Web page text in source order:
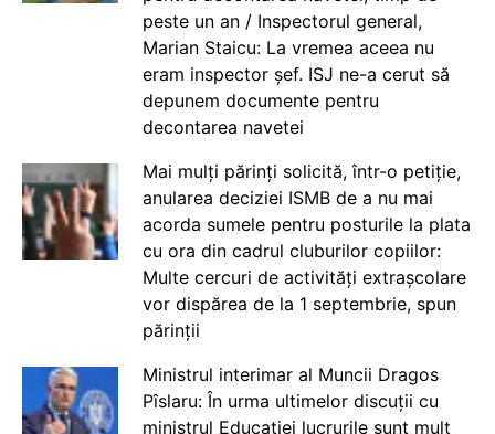
peste un an / Inspectorul general,
Marian Staicu: La vremea aceea nu
eram inspector șef. ISJ ne-a cerut să
depunem documente pentru
decontarea navetei
Mai mulți părinți solicită, într-o petiție,
anularea deciziei ISMB de a nu mai
acorda sumele pentru posturile la plata
cu ora din cadrul cluburilor copiilor:
Multe cercuri de activități extrașcolare
vor dispărea de la 1 septembrie, spun
părinții
Ministrul interimar al Muncii Dragos
Pîslaru: În urma ultimelor discuții cu
ministrul Educației lucrurile sunt mult